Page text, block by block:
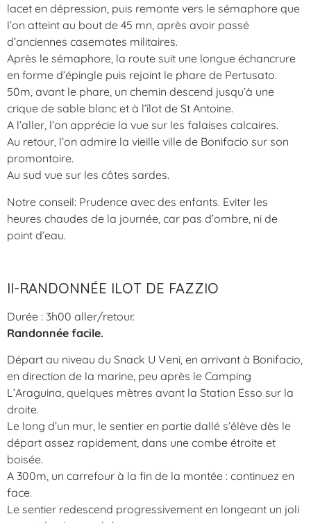
lacet en dépression, puis remonte vers le sémaphore que
l’on atteint au bout de 45 mn, après avoir passé
d’anciennes casemates militaires.
Après le sémaphore, la route suit une longue échancrure
en forme d’épingle puis rejoint le phare de Pertusato.
50m, avant le phare, un chemin descend jusqu’à une
crique de sable blanc et à l’îlot de St Antoine.
A l’aller, l’on apprécie la vue sur les falaises calcaires.
Au retour, l’on admire la vieille ville de Bonifacio sur son
promontoire.
Au sud vue sur les côtes sardes.
Notre conseil: Prudence avec des enfants. Eviter les
heures chaudes de la journée, car pas d’ombre, ni de
point d’eau.
II-RANDONNÉE ILOT DE FAZZIO
Durée : 3h00 aller/retour.
Randonnée facile.
Départ au niveau du Snack U Veni, en arrivant à Bonifacio,
en direction de la marine, peu après le Camping
L’Araguina, quelques mètres avant la Station Esso sur la
droite.
Le long d’un mur, le sentier en partie dallé s’élève dès le
départ assez rapidement, dans une combe étroite et
boisée.
A 300m, un carrefour à la fin de la montée : continuez en
face.
Le sentier redescend progressivement en longeant un joli